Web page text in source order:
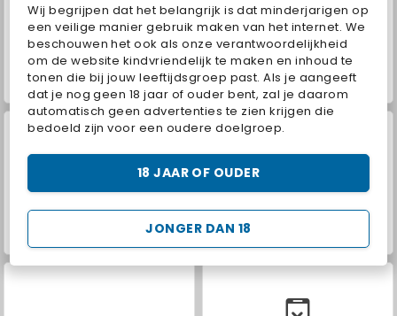
Wij begrijpen dat het belangrijk is dat minderjarigen op
een veilige manier gebruik maken van het internet. We
beschouwen het ook als onze verantwoordelijkheid
om de website kindvriendelijk te maken en inhoud te
tonen die bij jouw leeftijdsgroep past. Als je aangeeft
dat je nog geen 18 jaar of ouder bent, zal je daarom
automatisch geen advertenties te zien krijgen die
bedoeld zijn voor een oudere doelgroep.
JONGER DAN 18
18 JAAR OF OUDER
VegaMix Da Vinci Puzzles Farm Merge Valley